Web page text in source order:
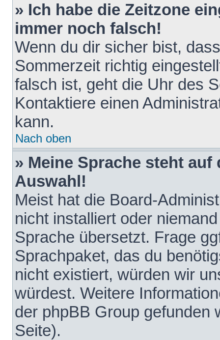
» Ich habe die Zeitzone
immer noch falsch!
Wenn du dir sicher bist,
Sommerzeit richtig
falsch ist, geht die Uhr des
Kontaktiere einen
kann.
Nach oben
» Meine Sprache steht
Auswahl!
Meist hat die Board-
nicht installiert oder
Sprache übersetzt. Frage
Sprachpaket, das du
nicht existiert, würden wir
würdest. Weitere
der phpBB Group gefunden
Seite).